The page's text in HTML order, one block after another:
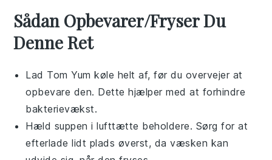
Sådan Opbevarer/Fryser Du
Denne Ret
Lad Tom Yum køle helt af, før du overvejer at
opbevare den. Dette hjælper med at forhindre
bakterievækst.
Hæld suppen i lufttætte beholdere. Sørg for at
efterlade lidt plads øverst, da væsken kan